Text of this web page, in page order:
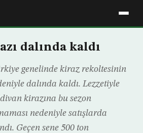
dalında kaldı
genelinde kiraz rekoltesinin
dalında kaldı. Lezzetiyle
kirazına bu sezon
nedeniyle satışlarda
Geçen sene 500 ton